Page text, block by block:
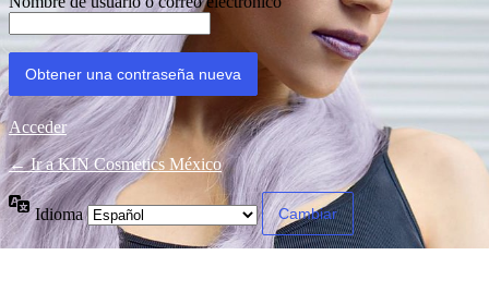
Acceder
← Ir a KIN Cosmetics México
Idioma